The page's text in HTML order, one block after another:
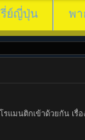
ย์ญี่ปุ่น พา
มนติกเข้าด้วยกัน เรื่อ